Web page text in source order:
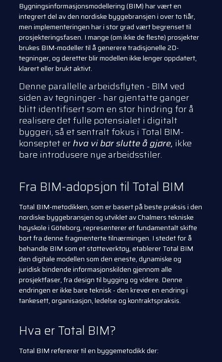
Bygningsinformasjonsmodellering (BIM) har vært en
integrert del av den nordiske byggebransjen i over to tiår,
men implementeringen har i stor grad vært begrenset til
prosjekteringsfasen. I mange (om ikke de fleste) prosjekter
brukes BIM-modeller til å generere tradisjonelle 2D-
tegninger, og deretter blir modellen ikke lenger oppdatert,
klarert eller brukt aktivt.
Denne parallelle arbeidsflyten - BIM ved
siden av tegninger - har gjentatte ganger
blitt identifisert som en stor hindring for å
realisere det fulle potensialet i digitalt
byggeri, så et sentralt fokus i Total BIM-
konseptet erhva vi bør slutte å gjøre, ikke
bare introdusere nye arbeidsstiler.
Fra BIM-adopsjon til Total BIM
Total BIM-metodikken, som er basert på beste praksis i den
nordiske byggebransjen og utviklet av Chalmers tekniske
høyskole i Göteborg, representerer et fundamentalt skifte
bort fra denne fragmenterte tilnærmingen. I stedet for å
behandle BIM som et støtteverktøy, etablerer Total BIM
den digitale modellen som den eneste, dynamiske og
juridisk bindende informasjonskilden gjennom alle
prosjektfaser, fra design til bygging og videre. Denne
endringen er ikke bare teknisk - den krever en endring i
tankesett, organisasjon, ledelse og kontraktspraksis.
Hva er Total BIM?
Total BIM refererer til en byggemetodikk der: